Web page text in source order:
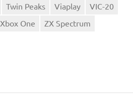
Twin Peaks Viaplay
VIC-20
Xbox One ZX Spectrum